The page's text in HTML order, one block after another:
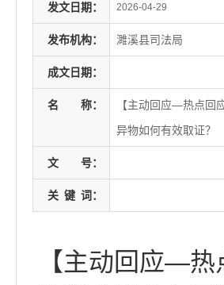
发文日期： 2026-04-29
发布机构： 濉溪县司法局
成文日期：
名 称：
【主动回应—热点回
异物如何有效取证？
文 号：
关 键 词：
【主动回应—热